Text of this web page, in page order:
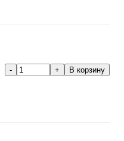
- + В корзину